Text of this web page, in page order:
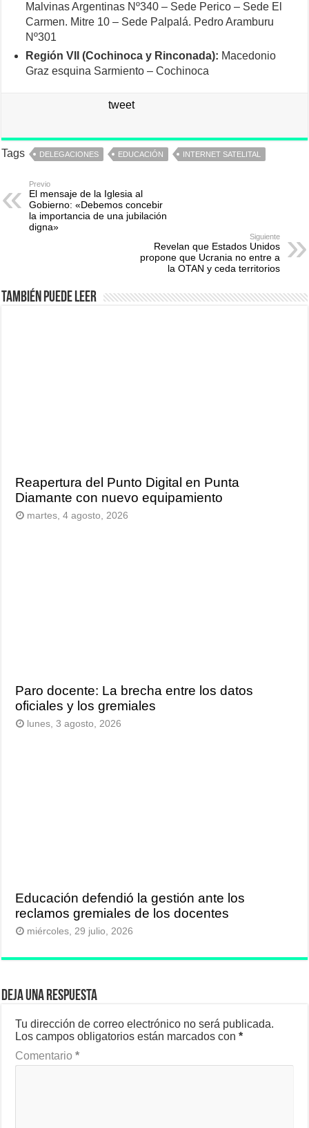
Malvinas Argentinas Nº340 – Sede Perico – Sede El
Carmen. Mitre 10 – Sede Palpalá. Pedro Aramburu
Nº301
Región VII (Cochinoca y Rinconada): Macedonio
Graz esquina Sarmiento – Cochinoca
tweet
Tags DELEGACIONES EDUCACIÓN INTERNET SATELITAL
Previo
El mensaje de la Iglesia al
Gobierno: «Debemos concebir
la importancia de una jubilación
digna»
Siguiente
Revelan que Estados Unidos
propone que Ucrania no entre a
la OTAN y ceda territorios
También puede leer
Reapertura del Punto Digital en Punta
Diamante con nuevo equipamiento
martes, 4 agosto, 2026
Paro docente: La brecha entre los datos
oficiales y los gremiales
lunes, 3 agosto, 2026
Educación defendió la gestión ante los
reclamos gremiales de los docentes
miércoles, 29 julio, 2026
Deja una respuesta
Tu dirección de correo electrónico no será publicada.
Los campos obligatorios están marcados con*
Comentario*